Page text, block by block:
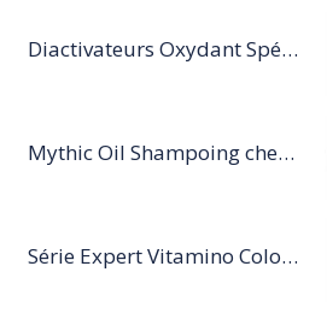
Diactivateurs Oxydant Spécifique
Mythic Oil Shampoing cheveux fins 250 ML
Série Expert Vitamino Color Acidic Sealer 210 ML